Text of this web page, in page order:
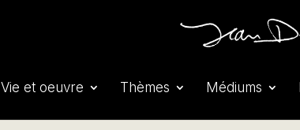
Vie et oeuvre Thèmes Médiums